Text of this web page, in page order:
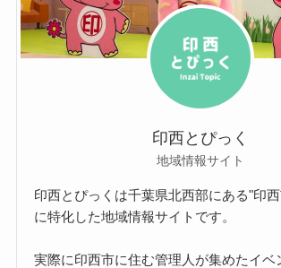
印西とぴっく
地域情報サイト
印西とぴっくは千葉県北西部にある"印
に特化した地域情報サイトです。
実際に印西市に住む管理人が集めたイベ